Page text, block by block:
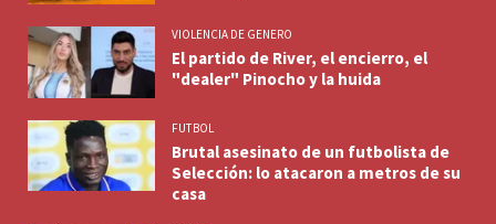
VIOLENCIA DE GENERO
El partido de River, el encierro, el
"dealer" Pinocho y la huida
FUTBOL
Brutal asesinato de un futbolista de
Selección: lo atacaron a metros de su
casa